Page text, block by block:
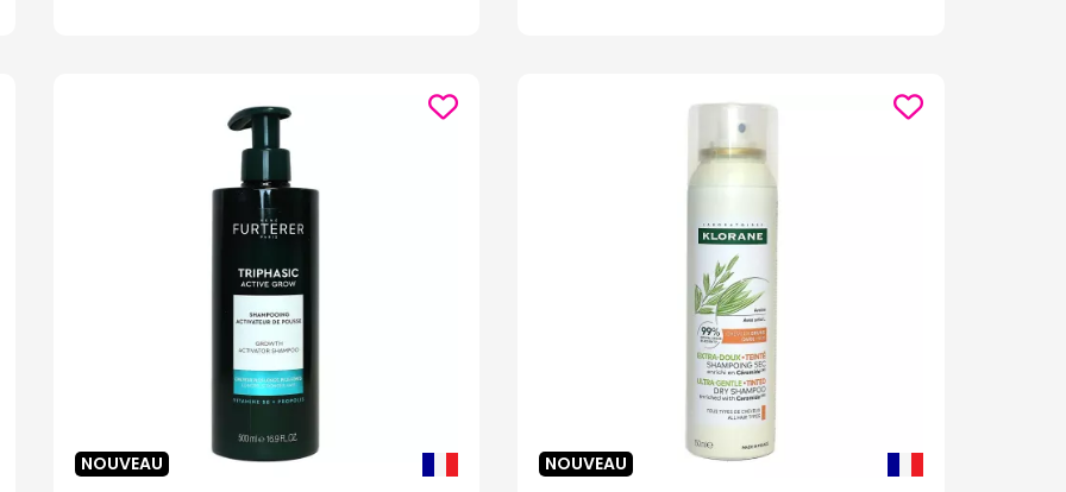
les soins qu'ils méritent avec les meilleurs produits disponibles sur notre site.
NOUVEAU
NOUVEAU